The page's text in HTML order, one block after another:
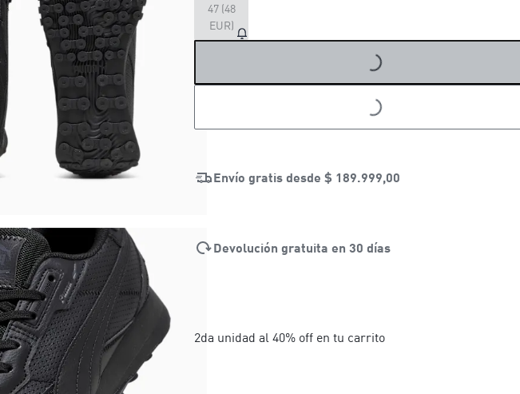
47 (48
EUR)
LOADING...
LOADING...
Envío gratis desde $ 189.999,00
Devolución gratuita en 30 días
2da unidad al 40% off en tu carrito